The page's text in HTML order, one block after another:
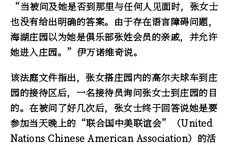
“当被问及她是否到那里与任何人见面时，张女士
也没有给出明确的答案。由于存在语言障碍问题，
海湖庄园以为她是俱乐部张姓会员的亲戚，并允许
她进入庄园。”伊万诺维奇说。
该法庭文件指出，张女搭庄园内的高尔夫球车到庄
园的接待区后，一名接待员询问张女士到庄园的目
的。在被问了好几次后，张女士终于回答说她是要
参加当天晚上的“联合国中美联谊会”（United
Nations Chinese American Association）的活